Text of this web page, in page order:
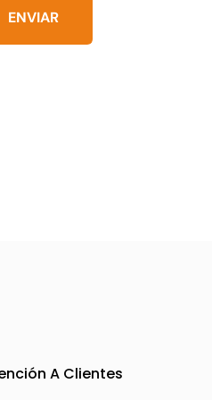
pueden
ENVIAR
A Clientes